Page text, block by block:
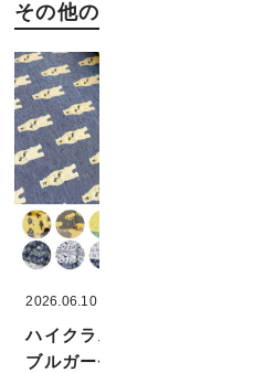
その他の「お知らせ」記事
2026.06.10
ハイクラス生地3種、ダ
ブルガーゼ5種の生地を